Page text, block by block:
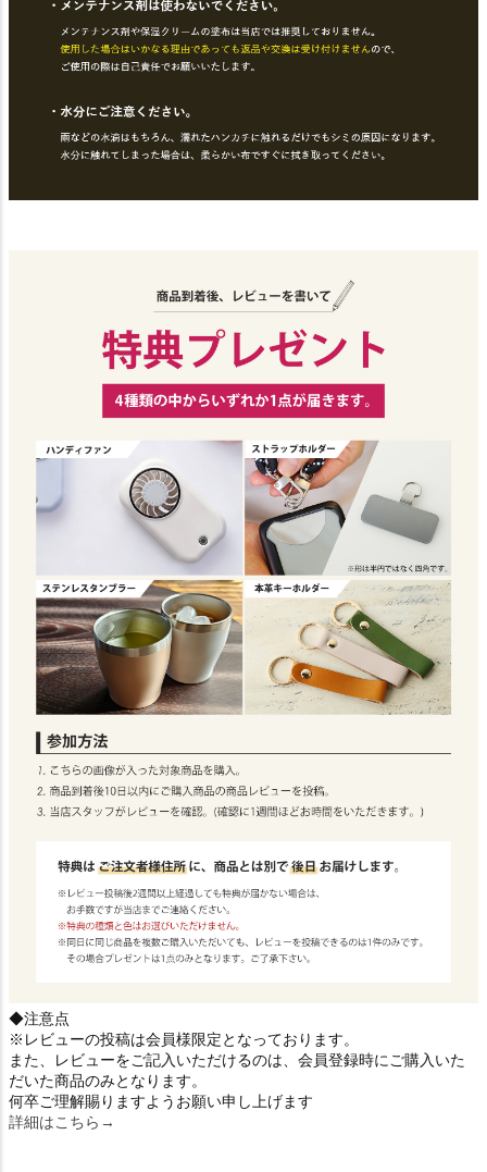
◆注意点
※レビューの投稿は会員様限定となっております。
また、レビューをご記入いただけるのは、会員登録時にご購入いた
だいた商品のみとなります。
何卒ご理解賜りますようお願い申し上げます
詳細はこちら→